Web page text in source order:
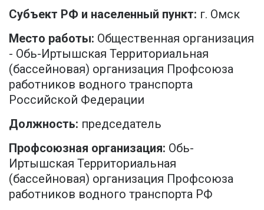
Субъект РФ и населенный пункт: г. Омск
Место работы: Общественная организация
- Обь-Иртышская Территориальная
(бассейновая) организация Профсоюза
работников водного транспорта
Российской Федерации
Должность: председатель
Профсоюзная организация: Обь-
Иртышская Территориальная
(бассейновая) организация Профсоюза
работников водного транспорта РФ